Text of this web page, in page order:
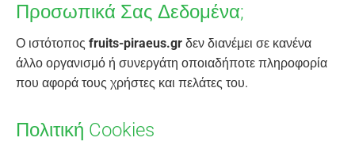
Προσωπικά Σας Δεδομένα;
Ο ιστότοπος fruits-piraeus.gr δεν διανέμει σε κανένα
άλλο οργανισμό ή συνεργάτη οποιαδήποτε πληροφορία
που αφορά τους χρήστες και πελάτες του.
Πολιτική Cookies